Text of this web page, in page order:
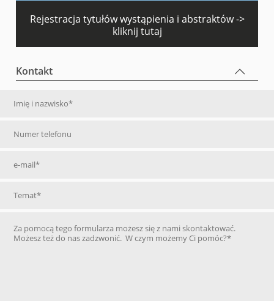
Rejestracja tytułów wystąpienia i abstraktów ->
kliknij tutaj
Kontakt